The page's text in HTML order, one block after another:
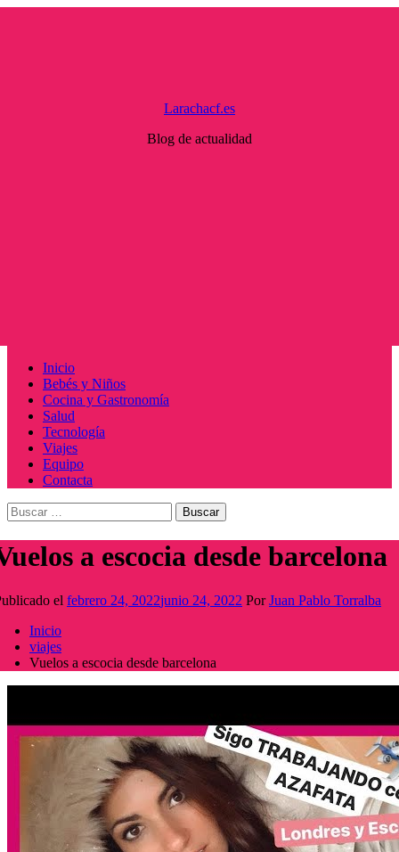
Larachacf.es
Blog de actualidad
Menú
principal
Inicio
Bebés y Niños
Cocina y Gastronomía
Salud
Tecnología
Viajes
Equipo
Contacta
Buscar:
a escocia desde barcelona
el febrero 24, 2022junio 24, 2022 PorJuan Pablo Torralba
Inicio
viajes
Vuelos a escocia desde barcelona